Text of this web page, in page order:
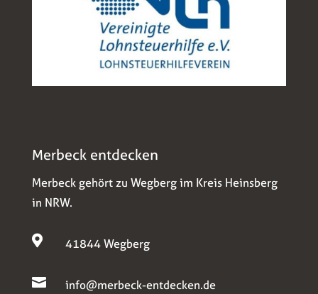
Merbeck entdecken
Merbeck gehört zu Wegberg im Kreis Heinsberg
in NRW.
 41844 Wegberg

info@merbeck-entdecken.de